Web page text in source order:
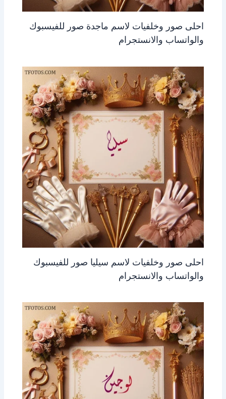
احلى صور وخلفيات لاسم ماجدة صور للفيسبوك
والواتساب والانستجرام
احلى صور وخلفيات لاسم سيليا صور للفيسبوك
والواتساب والانستجرام